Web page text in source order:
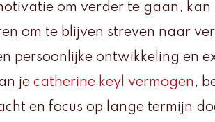
om verder te gaan,
om te blijven streven naar
persoonlijke ontwikkeling en
je catherine keyl vermogen ,
en focus op lange termijn